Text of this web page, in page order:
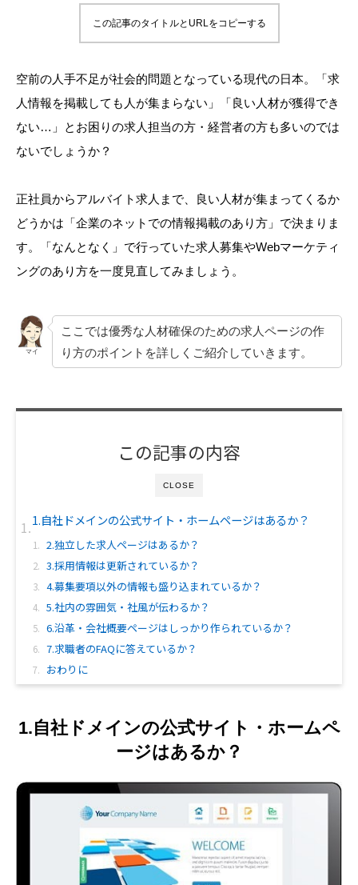
この記事のタイトルとURLをコピーする
空前の人手不足が社会的問題となっている現代の日本。「求
人情報を掲載しても人が集まらない」「良い人材が獲得でき
ない…」とお困りの求人担当の方・経営者の方も多いのでは
ないでしょうか？
正社員からアルバイト求人まで、良い人材が集まってくるか
どうかは「企業のネットでの情報掲載のあり方」で決まりま
す。「なんとなく」で行っていた求人募集やWebマーケティ
ングのあり方を一度見直してみましょう。
マイ
ここでは優秀な人材確保のための求人ページの作
り方のポイントを詳しくご紹介していきます。
CLOSE
この記事の内容
1.自社ドメインの公式サイト・ホームページはあるか？
2.独立した求人ページはあるか？
3.採用情報は更新されているか？
4.募集要項以外の情報も盛り込まれているか？
5.社内の雰囲気・社風が伝わるか？
6.沿革・会社概要ページはしっかり作られているか？
7.求職者のFAQに答えているか？
おわりに
1.自社ドメインの公式サイト・ホームペ
ージはあるか？